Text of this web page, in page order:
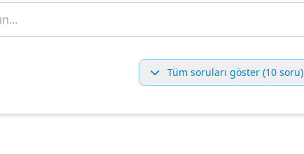
Tüm soruları göster (10 soru)